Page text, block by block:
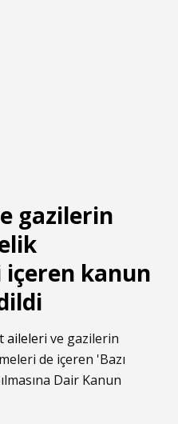
gazilerin
kanun
aileleri ve gazilerin
de içeren 'Bazı
Dair Kanun